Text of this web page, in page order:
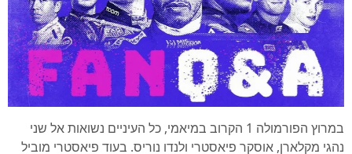
במרוץ הפורמולה 1 הקרוב במיאמי, כל העיניים נשואות אל שני
נהגי מקלארן, אוסקר פיאסטרי ולנדו נוריס. בעוד פיאסטרי מוביל